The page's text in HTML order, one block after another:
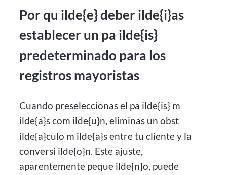
Por qu ilde{e} deber ilde{i}as
establecer un pa ilde{is}
predeterminado para los
registros mayoristas
Cuando preseleccionas el pa ilde{is} m
ilde{a}s com ilde{u}n, eliminas un obst
ilde{a}culo m ilde{a}s entre tu cliente y la
conversi ilde{o}n. Este ajuste,
aparentemente peque ilde{n}o, puede